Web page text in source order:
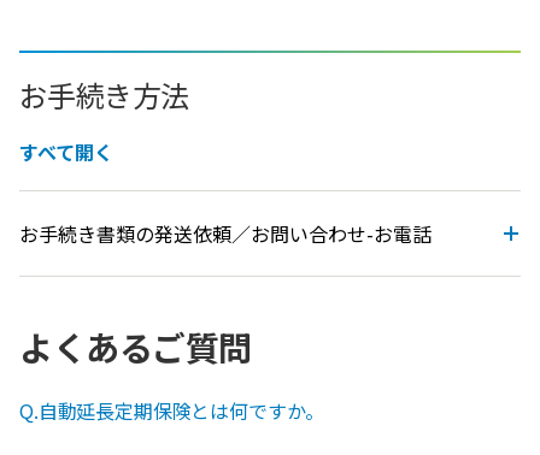
お手続き方法
すべて開く
お手続き書類の発送依頼／お問い合わせ-お電話
よくあるご質問
Q.自動延長定期保険とは何ですか。